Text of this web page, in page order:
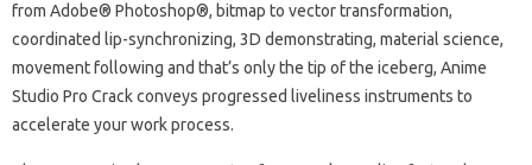
from Adobe® Photoshop®, bitmap to vector transformation,
coordinated lip-synchronizing, 3D demonstrating, material science,
movement following and that’s only the tip of the iceberg, Anime
Studio Pro Crack conveys progressed liveliness instruments to
accelerate your work process.